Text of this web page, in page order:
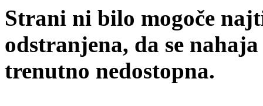
Strani ni bilo mogoče
odstranjena, da se
trenutno nedostopna.